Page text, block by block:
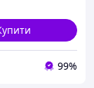
99%